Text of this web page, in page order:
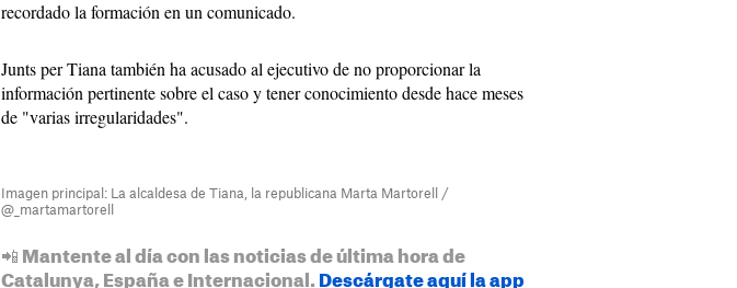
recordado la formación en un comunicado.
Junts per Tiana también ha acusado al ejecutivo de no proporcionar la
información pertinente sobre el caso y tener conocimiento desde hace meses
de "varias irregularidades".
Imagen principal: La alcaldesa de Tiana, la republicana Marta Martorell /
@_martamartorell
📲 Mantente al día con las noticias de última hora de
Catalunya, España e Internacional. Descárgate aquí la app